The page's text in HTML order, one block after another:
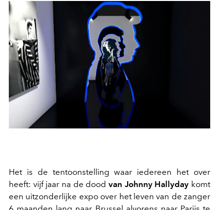
Het is de tentoonstelling waar iedereen het over
heeft: vijf jaar na de dood van Johnny Hallyday komt
een uitzonderlijke expo over het leven van de zanger